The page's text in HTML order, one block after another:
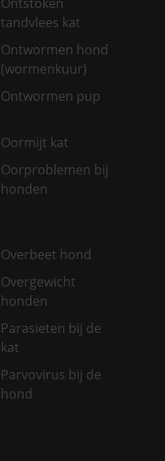
tandvlees kat
Ontwormen hond
(wormenkuur)
Ontwormen pup
Oormijt kat
Oorproblemen bij
honden
Overbeet hond
Overgewicht
honden
Parasieten bij de
kat
Parvovirus bij de
hond